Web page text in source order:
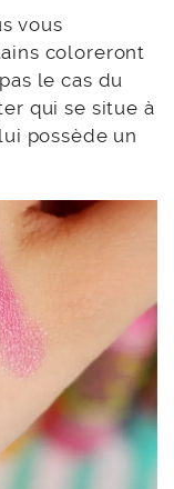
vous
coloreront
le cas du
qui se situe à
possède un